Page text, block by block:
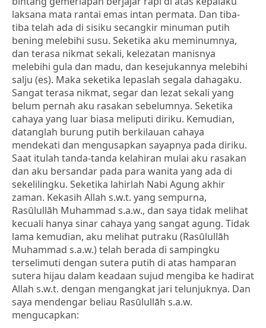
laksana mata rantai emas intan permata. Dan tiba-
tiba telah ada di sisiku secangkir minuman putih
bening melebihi susu. Seketika aku meminumnya,
dan terasa nikmat sekali, kelezatan manisnya
melebihi gula dan madu, dan kesejukannya melebihi
salju (es). Maka seketika lepaslah segala dahagaku.
Sangat terasa nikmat, segar dan lezat sekali yang
belum pernah aku rasakan sebelumnya. Seketika
cahaya yang luar biasa meliputi diriku. Kemudian,
datanglah burung putih berkilauan cahaya
mendekati dan mengusapkan sayapnya pada diriku.
Saat itulah tanda-tanda kelahiran mulai aku rasakan
dan aku bersandar pada para wanita yang ada di
sekelilingku. Seketika lahirlah Nabi Agung akhir
zaman. Kekasih Allah s.w.t. yang sempurna,
Rasūlullāh Muhammad s.a.w., dan saya tidak melihat
kecuali hanya sinar cahaya yang sangat agung. Tidak
lama kemudian, aku melihat putraku (Rasūlullāh
Muhammad s.a.w.) telah berada di sampingku
terselimuti dengan sutera putih di atas hamparan
sutera hijau dalam keadaan sujud mengiba ke hadirat
Allah s.w.t. dengan mengangkat jari telunjuknya. Dan
saya mendengar beliau Rasūlullāh s.a.w.
mengucapkan: